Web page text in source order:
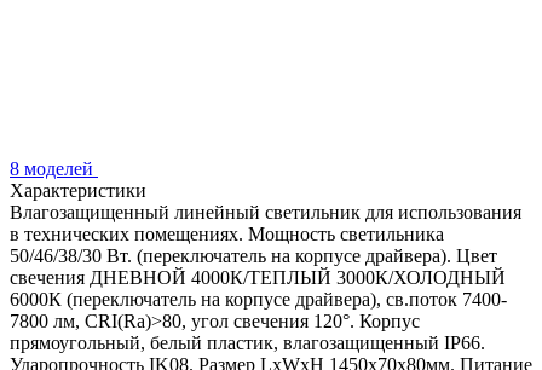
8 моделей
Характеристики
Влагозащищенный линейный светильник для использования
в технических помещениях. Мощность светильника
50/46/38/30 Вт. (переключатель на корпусе драйвера). Цвет
свечения ДНЕВНОЙ 4000К/ТЕПЛЫЙ 3000К/ХОЛОДНЫЙ
6000К (переключатель на корпусе драйвера), св.поток 7400-
7800 лм, CRI(Ra)>80, угол свечения 120°. Корпус
прямоугольный, белый пластик, влагозащищенный IP66.
Ударопрочность IK08. Размер LxWxH 1450x70x80мм. Питание